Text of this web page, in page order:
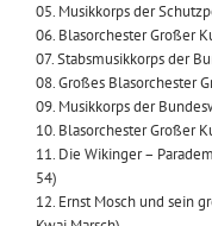
05. Musikkorps der
06. Blasorchester Großer
07. Stabsmusikkorps der
08. Großes Blasorchester
09. Musikkorps der
10. Blasorchester Großer
11. Die Wikinger –
54)
12. Ernst Mosch und sein